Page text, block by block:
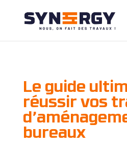
Le guide
réussir vos
bureaux